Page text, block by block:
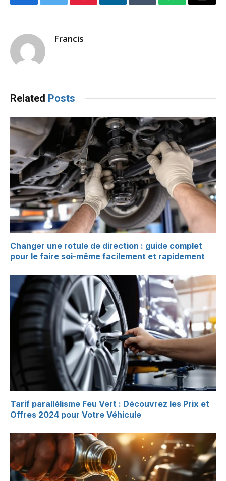
FacebookTwitter PinterestLinkedInTumblr WhatsAppEmail
Francis
Related Posts
Changer une rotule de direction : guide complet
pour le faire soi-même facilement et rapidement
Tarif parallélisme Feu Vert : Découvrez les Prix et
Offres 2024 pour Votre Véhicule